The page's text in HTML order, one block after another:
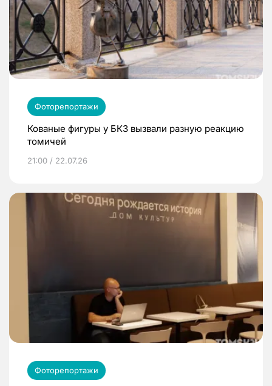
Фоторепортажи
Кованые фигуры у БКЗ вызвали разную реакцию
томичей
21:00 / 22.07.26
Фоторепортажи